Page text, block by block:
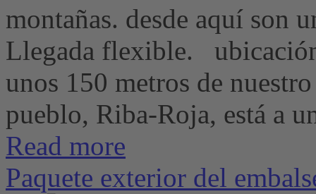
montañas. desde aquí son
Llegada flexible.
unos 150 metros de
pueblo, Riba-Roja, está a
Read more
Paquete exterior del